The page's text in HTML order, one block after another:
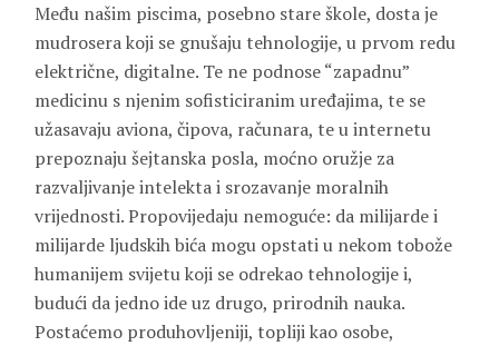
Među našim piscima, posebno stare škole, dosta je
mudrosera koji se gnušaju tehnologije, u prvom redu
električne, digitalne. Te ne podnose “zapadnu”
medicinu s njenim sofisticiranim uređajima, te se
užasavaju aviona, čipova, računara, te u internetu
prepoznaju šejtanska posla, moćno oružje za
razvaljivanje intelekta i srozavanje moralnih
vrijednosti. Propovijedaju nemoguće: da milijarde i
milijarde ljudskih bića mogu opstati u nekom tobože
humanijem svijetu koji se odrekao tehnologije i,
budući da jedno ide uz drugo, prirodnih nauka.
Postaćemo produhovljeniji, topliji kao osobe,